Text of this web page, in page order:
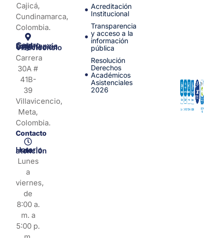
Cajicá,
Cundinamarca,
Colombia.
Centro de Experiencia y Orientación Villavicencio
Carrera
30A #
41B-
39
Villavicencio,
Meta,
Colombia.
Contacto
Horario de atención
Lunes
a
viernes,
de
8:00 a.
m. a
5:00 p.
Acreditación
Institucional
Transparencia
y acceso a la
información
pública
Resolución
Derechos
Académicos
Asistenciales
2026